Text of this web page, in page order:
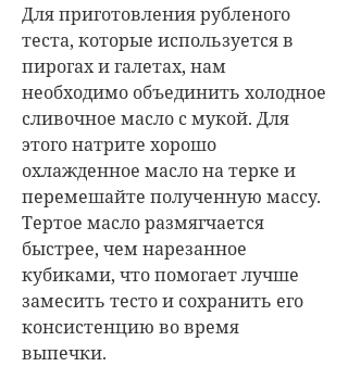
Для приготовления рубленого
теста, которые используется в
пирогах и галетах, нам
необходимо объединить холодное
сливочное масло с мукой. Для
этого натрите хорошо
охлажденное масло на терке и
перемешайте полученную массу.
Тертое масло размягчается
быстрее, чем нарезанное
кубиками, что помогает лучше
замесить тесто и сохранить его
консистенцию во время
выпечки.